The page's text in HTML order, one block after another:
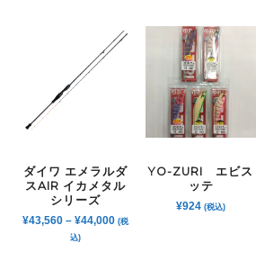
ダイワ エメラルダ
スAIR イカメタル
シリーズ
¥43,560 –¥44,000 (税
込)
YO-ZURI エビス
ッテ
¥924 (税込)